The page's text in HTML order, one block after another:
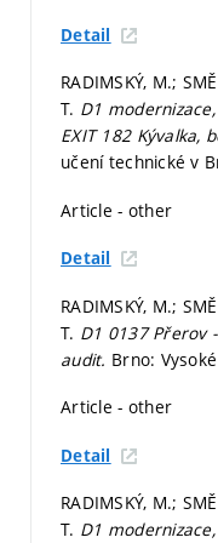
Detail
RADIMSKÝ, M.;
T. D1
EXIT 182 Kývalka,
učení technické v
Article - other
Detail
RADIMSKÝ, M.;
T. D1 0137 Přerov
audit. Brno:
Article - other
Detail
RADIMSKÝ, M.;
T. D1